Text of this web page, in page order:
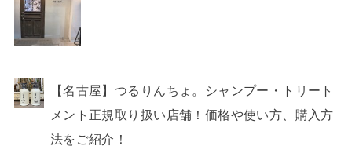
【名古屋】つるりんちょ。シャンプー・トリート
メント正規取り扱い店舗！価格や使い方、購入方
法をご紹介！